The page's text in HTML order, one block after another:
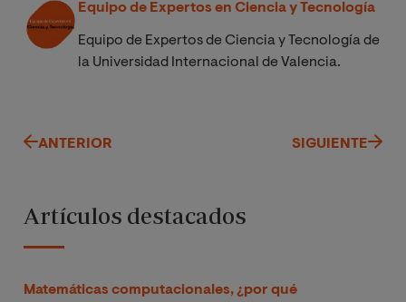
Equipo de Expertos en Ciencia y Tecnología
Equipo de Expertos de Ciencia y Tecnología de
la Universidad Internacional de Valencia.
ANTERIOR SIGUIENTE
Artículos destacados
Matemáticas computacionales, ¿por qué